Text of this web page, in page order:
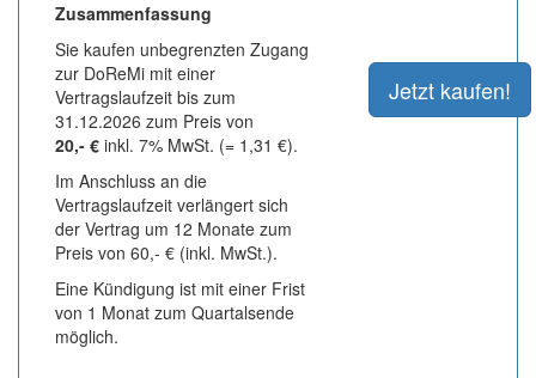
Zusammenfassung
Sie kaufen unbegrenzten Zugang
zur DoReMi mit einer
Vertragslaufzeit bis zum
31.12.2026 zum Preis von
20,- € inkl. 7% MwSt. (= 1,31 €).
Im Anschluss an die
Vertragslaufzeit verlängert sich
der Vertrag um 12 Monate zum
Preis von 60,- € (inkl. MwSt.).
Eine Kündigung ist mit einer Frist
von 1 Monat zum Quartalsende
möglich.